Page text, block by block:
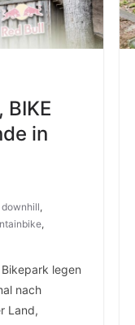
BIKE
in
downhill,
,
legen
nach
Land,